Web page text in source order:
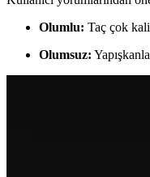
Olumlu: Taç çok
Olumsuz: